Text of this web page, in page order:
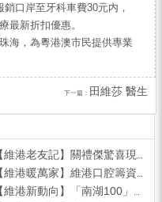
口岸至牙科車費30元内，
最新折扣優惠。
海，為粵港澳市民提供專業
下一篇： 田維莎 醫生
【維港老友記】關禮傑驚喜現身維港口腔出任明星一日CEO 即場演繹同分享經驗！
【維港暖萬家】維港口腔籌資捐款援助廣西洪澇災區 攜手香港廣西南寧同鄉會共獻愛心
【維港新動向】「南湖100」品牌發佈會 維港口腔獲評「突出貢獻企業」殊榮